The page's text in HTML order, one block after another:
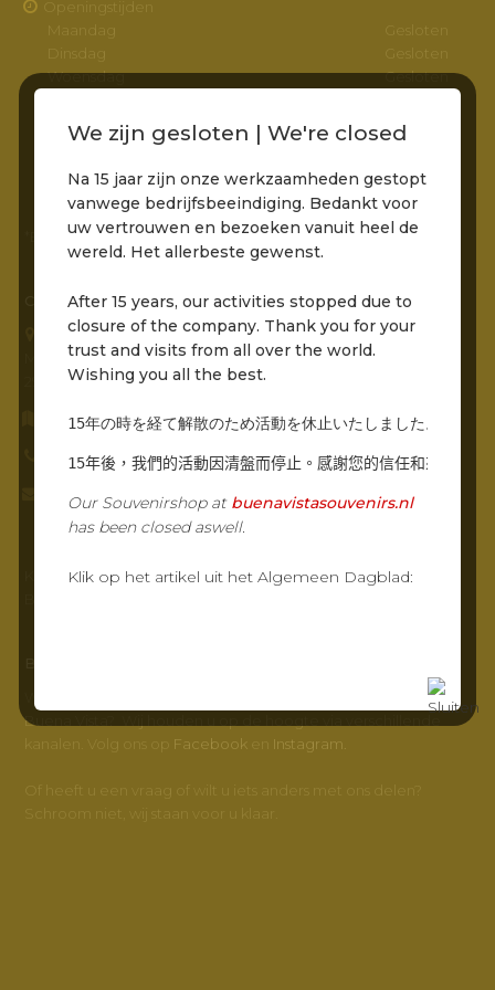
Openingstijden
Maandag
Gesloten
Dinsdag
Gesloten
Woensdag
Gesloten
Vrijdag
11:00 – 22:00
Zaterdag
11:00 – 22:00
*Entree via het pad naar de molens is bereikbaar
CONTACTGEGEVENS
Grandcafé Buena Vista B.V.
Molenstraat 230
2961 AR, Kinderdijk
Routebeschrijving opvragen
0786912485
info@grandcafebuenavista.nl
KvK-nr: 23032217
Wilt u meer weten en op de hoogte blijven van Grand Café
Buena Vista? Wij houden u op de hoogte via verschillende
kanalen. Volg ons op Facebook Instagram.
Of heeft u een vraag of wilt u iets anders met ons delen?
Schroom niet, wij staan voor u klaar.
We zijn gesloten | We're closed
Na 15 jaar zijn onze werkzaamheden gestopt
vanwege bedrijfsbeeindiging. Bedankt voor
uw vertrouwen en bezoeken vanuit heel de
wereld. Het allerbeste gewenst.
After 15 years, our activities stopped due to
closure of the company. Thank you for your
trust and visits from all over the world.
Wishing you all the best.
15年の時を経て解散のため活動を休止いたしました。世界
15年後，我們的活動因清盤而停止。感謝您的信任和來自世界
Our Souvenirshop at buenavistasouvenirs.nl
has been closed aswell.
Klik op het artikel uit het Algemeen Dagblad: